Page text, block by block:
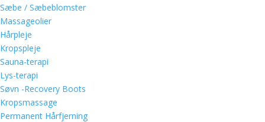
Sæbe / Sæbeblomster
Massageolier
Hårpleje
Kropspleje
Sauna-terapi
Lys-terapi
Søvn -Recovery Boots
Kropsmassage
Permanent Hårfjerning